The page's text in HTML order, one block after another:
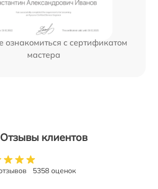
ознакомиться с сертификатом
мастера
Отзывы клиентов
5358 оценок